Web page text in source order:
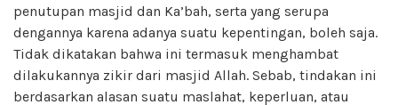
penutupan masjid dan Ka’bah, serta yang serupa
dengannya karena adanya suatu kepentingan, boleh saja.
Tidak dikatakan bahwa ini termasuk menghambat
dilakukannya zikir dari masjid Allah. Sebab, tindakan ini
berdasarkan alasan suatu maslahat, keperluan, atau